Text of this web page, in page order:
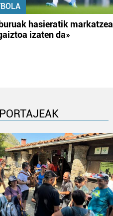
hasieratik markatzea
izaten da»